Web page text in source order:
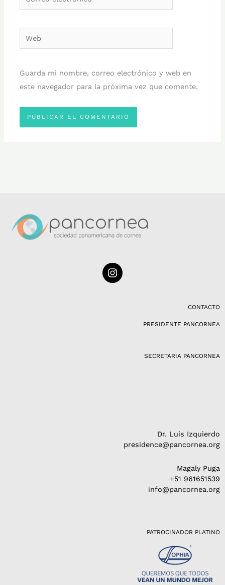
electrónico*
Web
Guarda mi nombre, correo electrónico y web en
este navegador para la próxima vez que comente.
I
n
CONTACTO
PRESIDENTE PANCORNEA
SECRETARIA PANCORNEA
Dr. Luis Izquierdo
presidence@pancornea.org
Magaly Puga
+51 961651539
info@pancornea.org
PATROCINADOR PLATINO